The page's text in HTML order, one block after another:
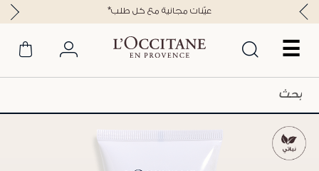
☰
*عيّنات مجانية مع كل طلب